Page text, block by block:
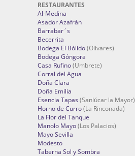
RESTAURANTES
Al-Medina
Asador Azafrán
Barrabar´s
Becerrita
Bodega El Bólido(Olivares)
Bodega Góngora
Casa Rufino(Umbrete)
Corral del Agua
Doña Clara
Doña Emilia
Esencia Tapas (Sanlúcar la Mayor)
Horno de Curro(La Rinconada)
La Flor del Tanque
Manolo Mayo(Los Palacios)
Mayo Sevilla
Modesto
Taberna Sol y Sombra